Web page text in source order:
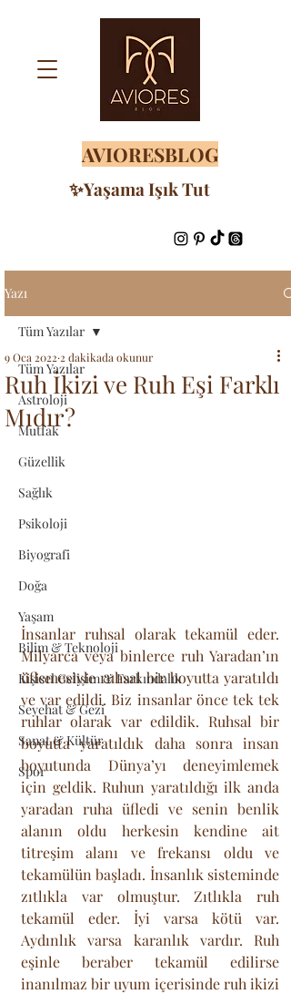
AVIORESBLOG
✨Yaşama Işık Tut
Yazı
Tüm Yazılar
Astroloji
Mutfak
Güzellik
Sağlık
Psikoloji
Biyografi
Doğa
Yaşam
Bilim & Teknoloji
Kişisel Gelişim & Farkındalık
Seyehat & Gezi
Sanat & Kültür
Spor
Tüm Yazılar
Ruh İkizi ve Ruh Eşi Farklı
Mıdır?
9 Oca 2022 2 dakikada okunur
İnsanlar ruhsal olarak tekamül eder.
Milyarca veya binlerce ruh Yaradan’ın
üflemesiyle ruhsal bir boyutta yaratıldı
ve var edildi. Biz insanlar önce tek tek
ruhlar olarak var edildik. Ruhsal bir
boyutta yaratıldık daha sonra insan
boyutunda Dünya’yı deneyimlemek
için geldik. Ruhun yaratıldığı ilk anda
yaradan ruha üfledi ve senin benlik
alanın oldu herkesin kendine ait
titreşim alanı ve frekansı oldu ve
tekamülün başladı. İnsanlık sisteminde
zıtlıkla var olmuştur. Zıtlıkla ruh
tekamül eder. İyi varsa kötü var.
Aydınlık varsa karanlık vardır. Ruh
eşinle beraber tekamül edilirse
inanılmaz bir uyum içerisinde ruh ikizi